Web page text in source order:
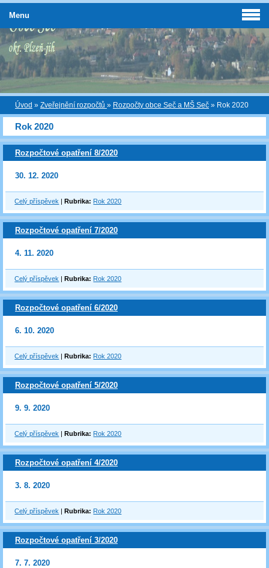
Úvod » Zveřejnění rozpočtů » Rozpočty obce Seč a MŠ Seč » Rok 2020
Rok 2020
Rozpočtové opatření 8/2020
30. 12. 2020
Celý příspěvek |Rubrika: Rok 2020
Rozpočtové opatření 7/2020
4. 11. 2020
Celý příspěvek |Rubrika: Rok 2020
Rozpočtové opatření 6/2020
6. 10. 2020
Celý příspěvek |Rubrika: Rok 2020
Rozpočtové opatření 5/2020
9. 9. 2020
Celý příspěvek |Rubrika: Rok 2020
Rozpočtové opatření 4/2020
3. 8. 2020
Celý příspěvek |Rubrika: Rok 2020
Rozpočtové opatření 3/2020
7. 7. 2020
Menu